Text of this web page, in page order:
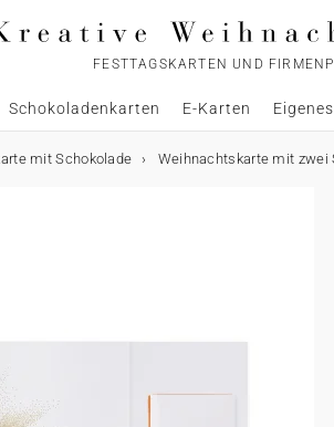
FESTTAGSKARTEN UND
Schokoladenkarten E-Karten
mit Schokolade Weihnachtskarte mit zwei